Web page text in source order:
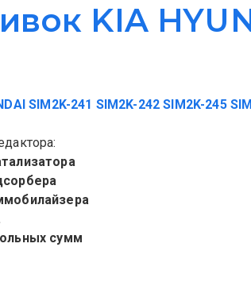
KIA
SIM2K-241 SIM2K-242 SIM2K-245
сумм